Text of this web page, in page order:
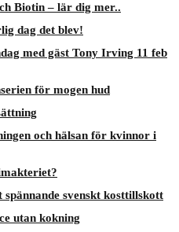
Biotin – lär dig mer..
dag det blev!
med gäst Tony Irving 11 feb
för mogen hud
och hälsan för kvinnor i
svenskt kosttillskott
utan kokning